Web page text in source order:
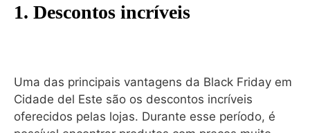
1. Descontos incríveis
Uma das principais vantagens da Black Friday em
Cidade del Este são os descontos incríveis
oferecidos pelas lojas. Durante esse período, é